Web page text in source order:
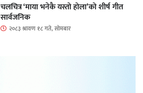
चलचित्र ‘माया भनेकै यस्तो होला’को शीर्ष गीत
सार्वजनिक
२०८३ श्रावण १८ गते, सोमबार